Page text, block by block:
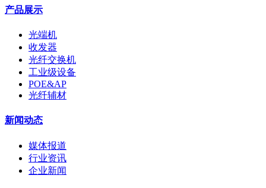
产品展示
光端机
收发器
光纤交换机
工业级设备
POE&AP
光纤辅材
新闻动态
媒体报道
行业资讯
企业新闻